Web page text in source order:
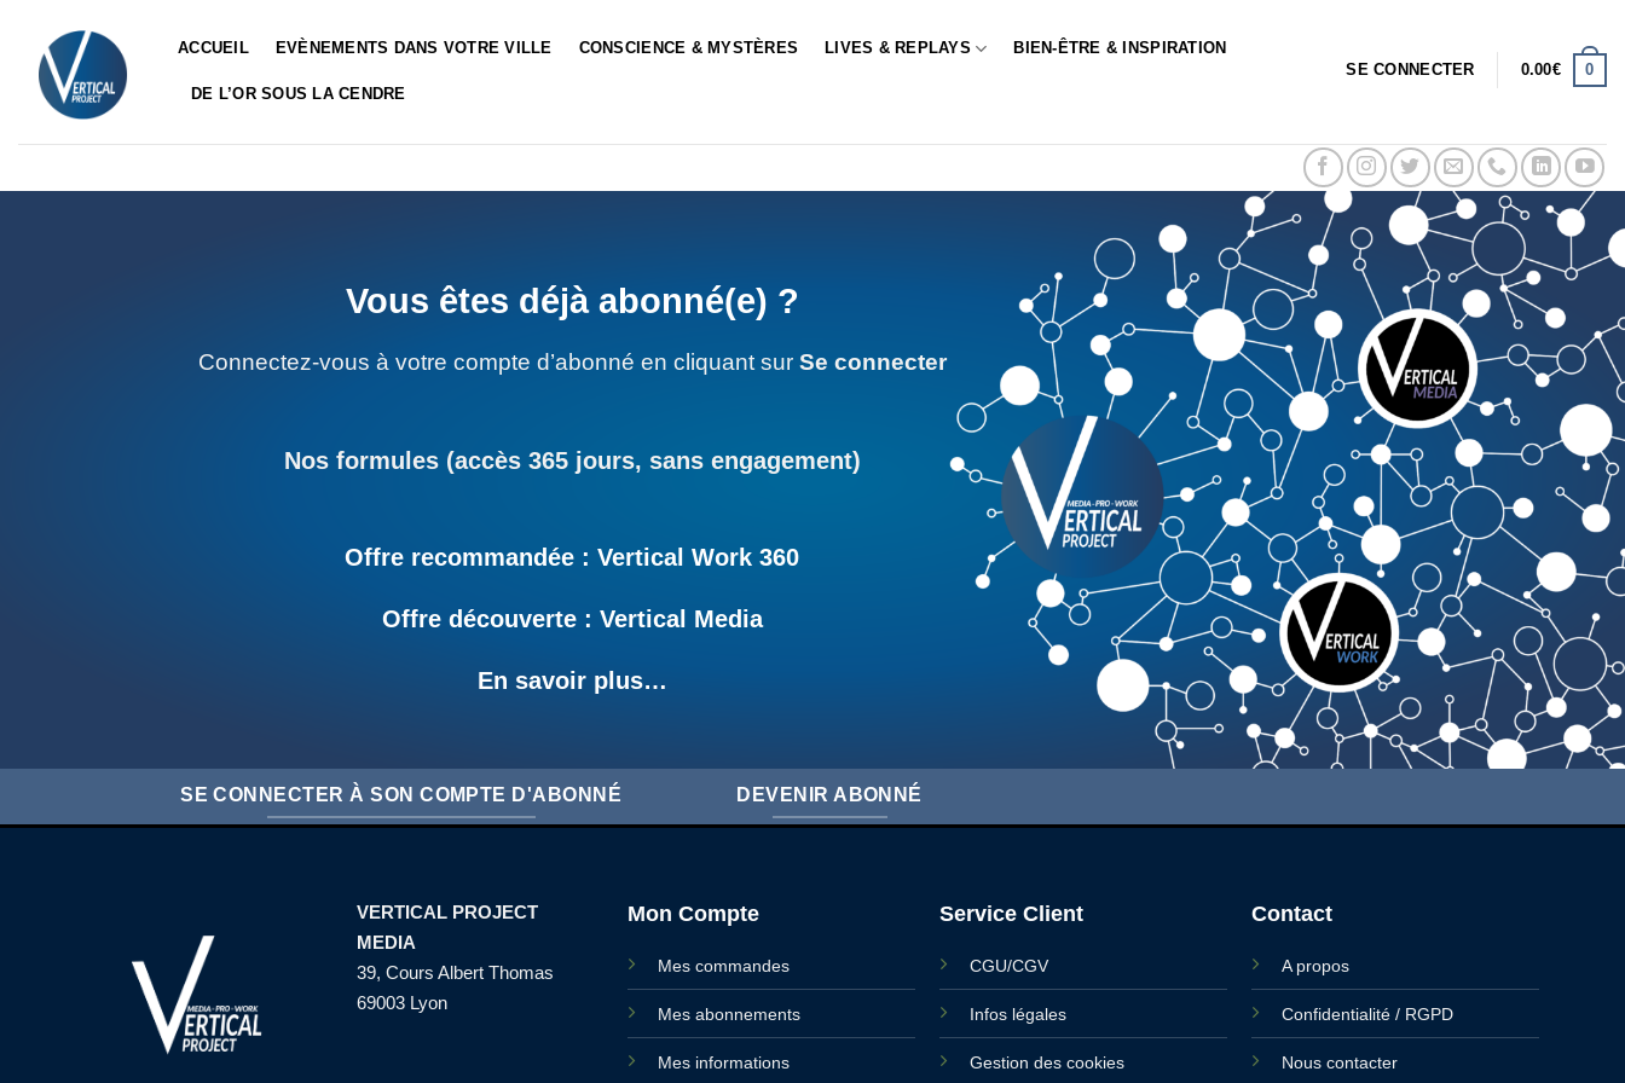
contenu
ACCUEIL EVÈNEMENTS DANS VOTRE VILLE CONSCIENCE & MYSTÈRES LIVES & REPLAYS BIEN-ÊTRE & INSPIRATION
DE L’OR SOUS LA CENDRE
SE CONNECTER 0.00€ 0
Vous êtes déjà abonné(e) ?
Connectez-vous à votre compte d’abonné en cliquant sur Se connecter
Nos formules (accès 365 jours, sans engagement)
Offre recommandée : Vertical Work 360
Offre découverte : Vertical Media
En savoir plus…
SE CONNECTER À SON COMPTE D'ABONNÉ DEVENIR ABONNÉ
VERTICAL PROJECT
MEDIA
39, Cours Albert Thomas
69003 Lyon
Mon Compte
Mes commandes
Mes abonnements
Mes informations
Service Client
CGU/CGV
Infos légales
Gestion des cookies
Contact
A propos
Confidentialité / RGPD
Nous contacter